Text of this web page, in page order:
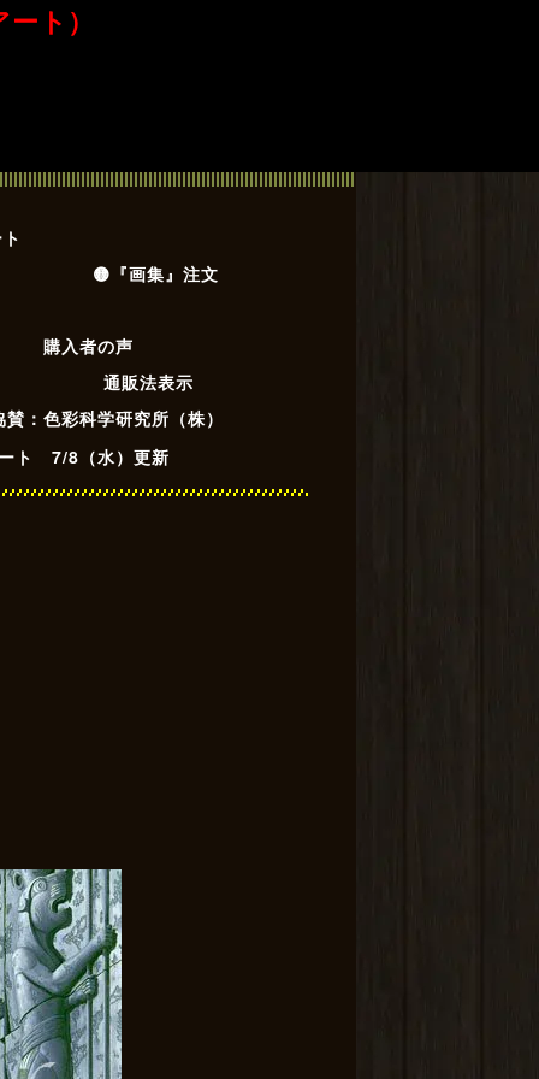
ト）
🟡『画集』注文
購入者の声
通販法表示
賛：色彩科学研究所（株）
ト 7/8（水）更新